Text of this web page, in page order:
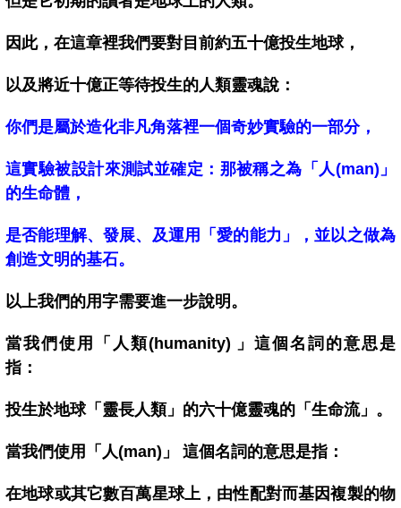
因此，在這章裡我們要對目前約五十億投生地球，
以及將近十億正等待投生的人類靈魂說：
你們是屬於造化非凡角落裡一個奇妙實驗的一部分，
這實驗被設計來測試並確定：那被稱之為「人(man)」
的生命體，
是否能理解、發展、及運用「愛的能力」，並以之做為
創造文明的基石。
以上我們的用字需要進一步說明。
當我們使用「人類(humanity) 」這個名詞的意思是
指：
投生於地球「靈長人類」的六十億靈魂的「生命流」。
當我們使用「人(man)」 這個名詞的意思是指：
在地球或其它數百萬星球上，由性配對而基因複製的物